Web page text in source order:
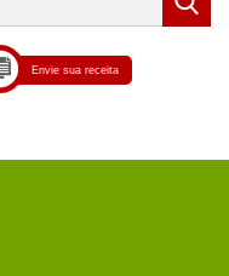
Envie sua receita